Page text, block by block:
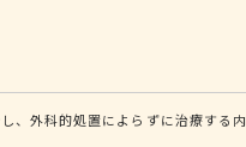
外科的処置によらずに治療する